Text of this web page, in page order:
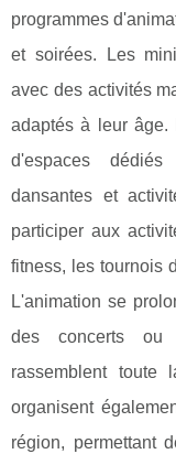
programmes
et soirées. Les
avec des activités
adaptés à leur âge.
d'espaces
dansantes et
participer aux
fitness, les tournois
L'animation se
des concerts ou
rassemblent toute
organisent
région, permettant